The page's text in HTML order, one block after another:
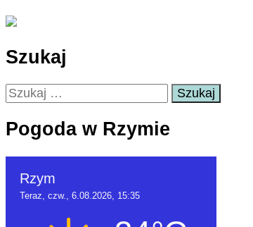
Szukaj
Szukaj:
Pogoda w Rzymie